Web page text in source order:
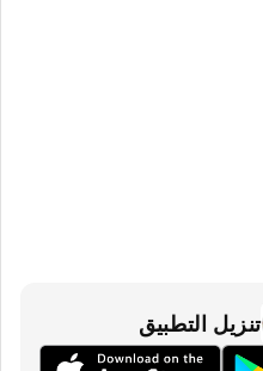
تنزيل التطبيق